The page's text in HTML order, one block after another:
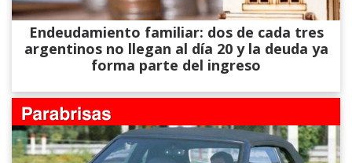
Endeudamiento familiar: dos de cada tres
argentinos no llegan al día 20 y la deuda ya
forma parte del ingreso